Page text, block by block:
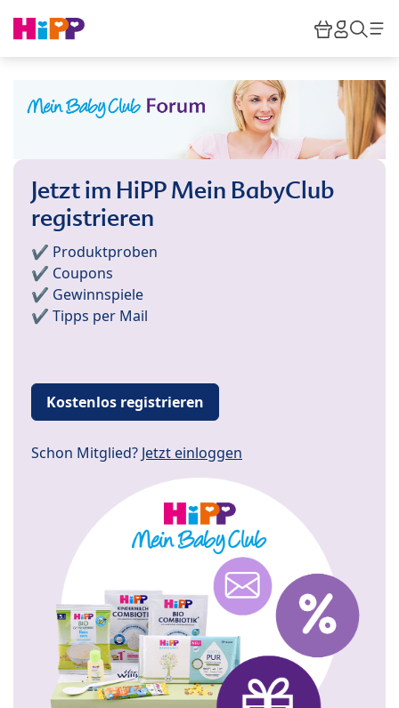
HiPP
Jetzt im HiPP Mein BabyClub
registrieren
✔️ Produktproben
✔️ Coupons
✔️ Gewinnspiele
✔️ Tipps per Mail
Kostenlos registrieren
Schon Mitglied? Jetzt einloggen